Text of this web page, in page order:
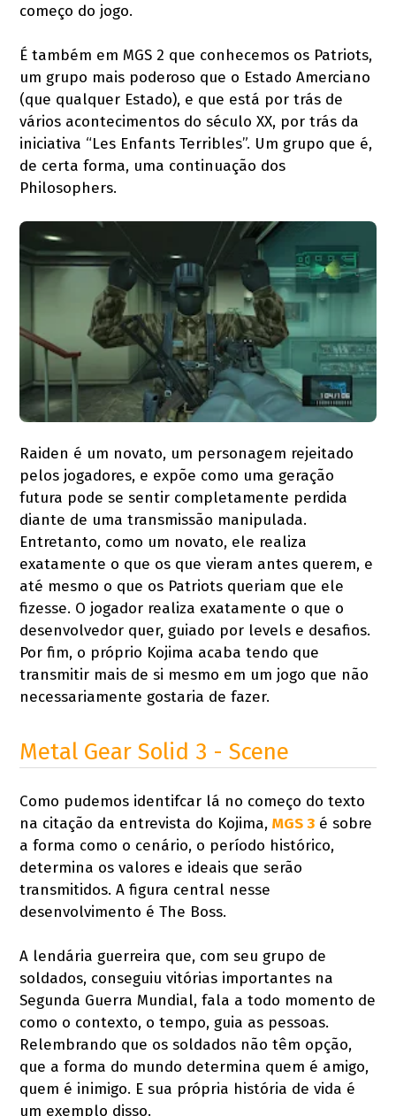
começo do jogo.
É também em MGS 2 que conhecemos os Patriots,
um grupo mais poderoso que o Estado Amerciano
(que qualquer Estado), e que está por trás de
vários acontecimentos do século XX, por trás da
iniciativa “Les Enfants Terribles”. Um grupo que é,
de certa forma, uma continuação dos
Philosophers.
Raiden é um novato, um personagem rejeitado
pelos jogadores, e expõe como uma geração
futura pode se sentir completamente perdida
diante de uma transmissão manipulada.
Entretanto, como um novato, ele realiza
exatamente o que os que vieram antes querem, e
até mesmo o que os Patriots queriam que ele
fizesse. O jogador realiza exatamente o que o
desenvolvedor quer, guiado por levels e desafios.
Por fim, o próprio Kojima acaba tendo que
transmitir mais de si mesmo em um jogo que não
necessariamente gostaria de fazer.
Metal Gear Solid 3 - Scene
Como pudemos identifcar lá no começo do texto
na citação da entrevista do Kojima,MGS 3 é sobre
a forma como o cenário, o período histórico,
determina os valores e ideais que serão
transmitidos. A figura central nesse
desenvolvimento é The Boss.
A lendária guerreira que, com seu grupo de
soldados, conseguiu vitórias importantes na
Segunda Guerra Mundial, fala a todo momento de
como o contexto, o tempo, guia as pessoas.
Relembrando que os soldados não têm opção,
que a forma do mundo determina quem é amigo,
quem é inimigo. E sua própria história de vida é
um exemplo disso.